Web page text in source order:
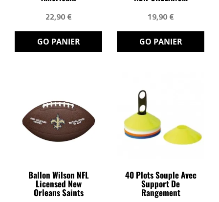
22,90 €
GO PANIER
19,90 €
GO PANIER
Ballon Wilson NFL
Licensed New
Orleans Saints
40 Plots Souple Avec
Support De
Rangement